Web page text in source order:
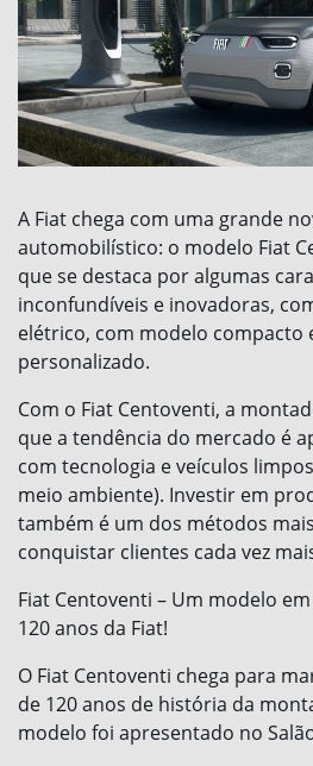
A Fiat chega com uma grande
automobilístico: o modelo Fiat
que se destaca por algumas
inconfundíveis e inovadoras,
elétrico, com modelo compacto
personalizado.
Com o Fiat Centoventi, a
que a tendência do mercado é
com tecnologia e veículos
meio ambiente). Investir em
também é um dos métodos
conquistar clientes cada vez
Fiat Centoventi – Um modelo
120 anos da Fiat!
O Fiat Centoventi chega para
de 120 anos de história da
modelo foi apresentado no